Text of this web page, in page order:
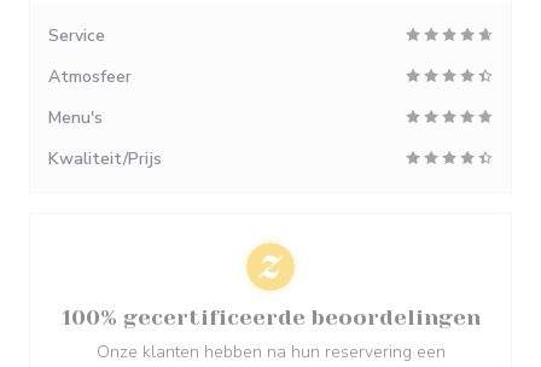
Service
Atmosfeer
Menu's
Kwaliteit/Prijs
100% gecertificeerde beoordelingen
Onze klanten hebben na hun reservering een